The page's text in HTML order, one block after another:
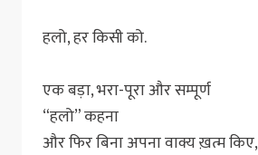
हलो, हर किसी को.
एक बड़ा, भरा-पूरा और सम्पूर्ण
“हलो” कहना
और फिर बिना अपना वाक्य ख़त्म किए,